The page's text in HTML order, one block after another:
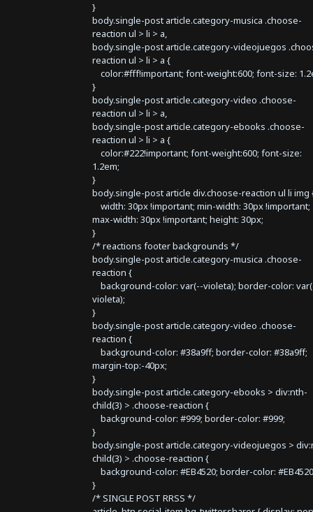
}
body.single-post article.category-musica .choose-
reaction ul > li > a,
body.single-post article.category-videojuegos
reaction ul > li > a {
color:#fff!important; font-weight:600; font-size:
}
body.single-post article.category-video .choose-
reaction ul > li > a,
body.single-post article.category-ebooks .choose-
reaction ul > li > a {
color:#222!important; font-weight:600; font-size:
1.2em;
}
body.single-post article div.choose-reaction ul li img
width: 30px !important; min-width: 30px !important;
max-width: 30px !important; height: 30px;
}
/* reactions footer backgrounds */
body.single-post article.category-musica .choose-
reaction {
background-color: var(--violeta); border-color:
violeta);
}
body.single-post article.category-video .choose-
reaction {
background-color: #38a9ff; border-color: #38a9ff;
margin-top:-40px;
}
body.single-post article.category-ebooks > div:nth-
child(3) > .choose-reaction {
background-color: #999; border-color: #999;
}
body.single-post article.category-videojuegos >
child(3) > .choose-reaction {
background-color: #EB4520; border-color:
}
/* SINGLE POST RRSS */